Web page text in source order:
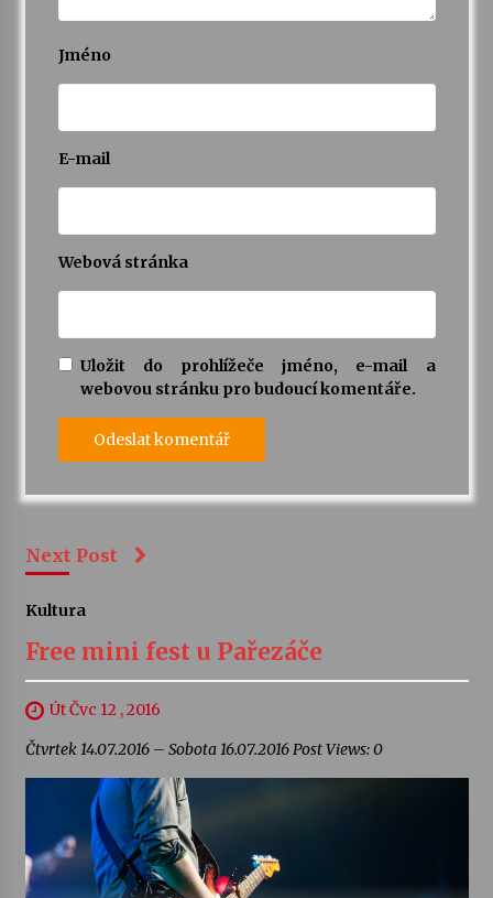
Jméno
E-mail
Webová stránka
Uložit do prohlížeče jméno, e-mail a
webovou stránku pro budoucí komentáře.
Next Post
Kultura
Free mini fest u Pařezáče
Út Čvc 12 , 2016
Čtvrtek 14.07.2016 – Sobota 16.07.2016 Post Views: 0